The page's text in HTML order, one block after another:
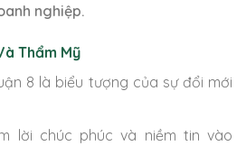
nghiệp.
Thẩm Mỹ
8 là biểu tượng của sự đổi mới
lời chúc phúc và niềm tin vào